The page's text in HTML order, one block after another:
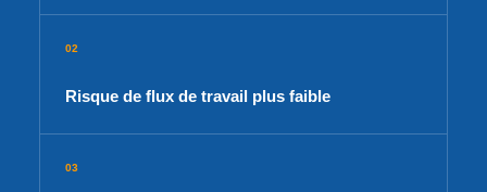
02
Risque de flux de travail plus faible
03